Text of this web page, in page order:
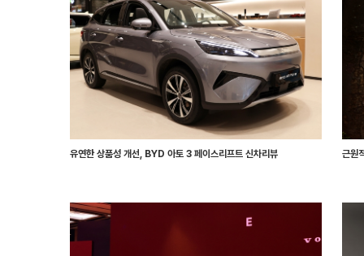
유연한 상품성 개선, BYD 아토 3 페이스리프트 신차리뷰 근원